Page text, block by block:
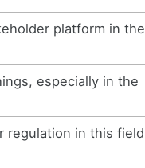
platform in the
especially in the
regulation in this field